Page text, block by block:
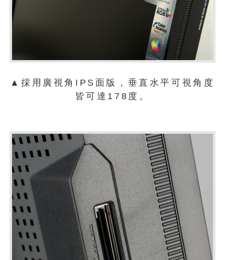
▲採用廣視角IPS面版，垂直水平可視角度
皆可達178度。